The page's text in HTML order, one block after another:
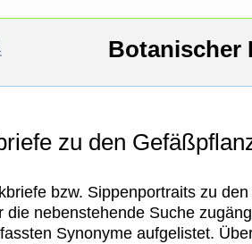
Botanischer
zu den
bzw. Sippenportraits zu
die nebenstehende Suche
Synonyme aufgelistet.